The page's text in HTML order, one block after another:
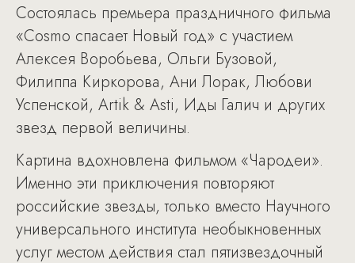
Состоялась премьера праздничного фильма
«Cosmo спасает Новый год» с участием
Алексея Воробьева, Ольги Бузовой,
Филиппа Киркорова, Ани Лорак, Любови
Успенской, Artik & Asti, Иды Галич и других
звезд первой величины.
Картина вдохновлена фильмом «Чародеи».
Именно эти приключения повторяют
российские звезды, только вместо Научного
универсального института необыкновенных
услуг местом действия стал пятизвездочный